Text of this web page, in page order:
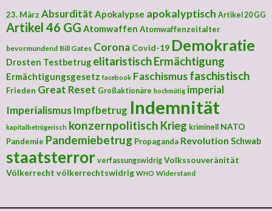
23. März Absurdität Apokalypse apokalyptisch Artikel 20 GG
Artikel 46 GG Atomwaffen Atomwaffenzeitalter
bevormundend Bill Gates Corona Covid-19 Demokratie
Drosten Testbetrug elitaristischErmächtigung
Ermächtigungsgesetz facebook Faschismusfaschistisch
Frieden Great Reset Großaktionäre hochmütig imperial
Imperialismus Impfbetrug Indemnität
kapitalbetrügerisch konzernpolitisch Krieg kriminell
NATO
Pandemie Pandemiebetrug Propaganda Revolution Schwab
staatsterror verfassungswidrig Volkssouveränität
Völkerrecht völkerrechtswidrig WHO Widerstand